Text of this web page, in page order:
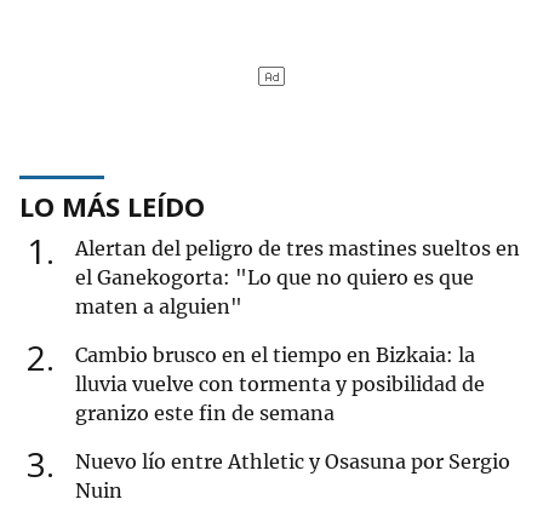
LO MÁS LEÍDO
1
Alertan del peligro de tres mastines sueltos en
el Ganekogorta: "Lo que no quiero es que
maten a alguien"
2
Cambio brusco en el tiempo en Bizkaia: la
lluvia vuelve con tormenta y posibilidad de
granizo este fin de semana
3
Nuevo lío entre Athletic y Osasuna por Sergio
Nuin